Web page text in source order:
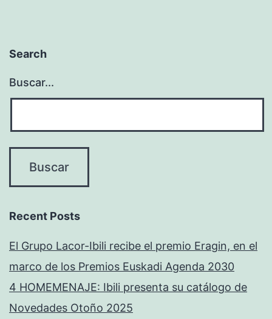
Search
Buscar...
Recent Posts
El Grupo Lacor-Ibili recibe el premio Eragin, en el
marco de los Premios Euskadi Agenda 2030
4 HOMEMENAJE: Ibili presenta su catálogo de
Novedades Otoño 2025